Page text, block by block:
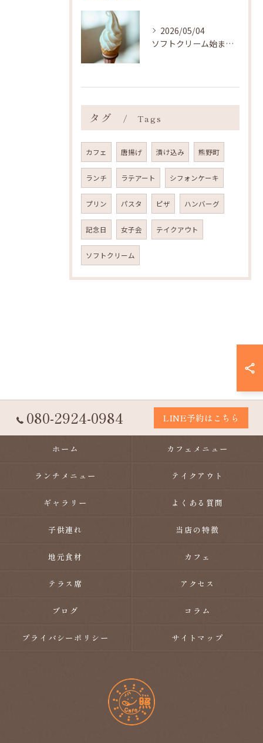
2026/05/04
ソフトクリーム始まりました ˎˊ˗
タグ Tags
カフェ 唐揚げ 漬け込み 熊野町
ランチ ラテアート シフォンケーキ
プリン パスタ ピザ ハンバーグ
記念日 女子会 テイクアウト
ソフトクリーム
080-2924-0984 LINE予約はこちら
ホーム カフェメニュー
ランチメニュー テイクアウト
ギャラリー よくある質問
子供連れ 当店の特徴
地元食材 カフェ
テラス席 アクセス
ブログ コラム
プライバシーポリシー サイトマップ